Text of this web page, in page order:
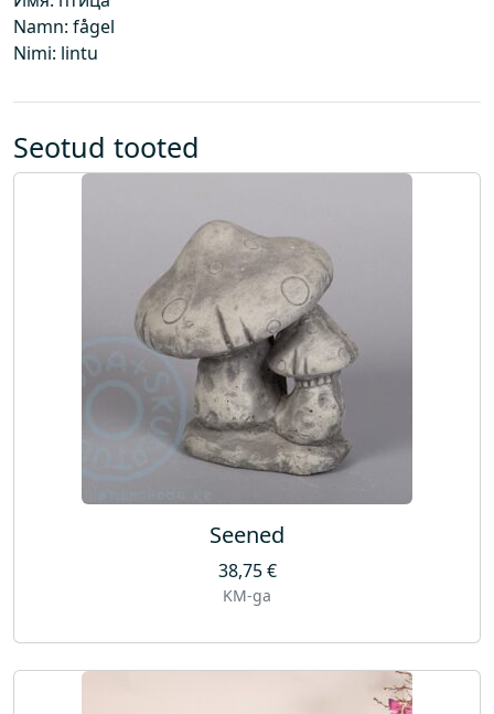
u
s
Namn: fågel
Nimi: lintu
Seotud tooted
Seened
38,75€
KM-ga